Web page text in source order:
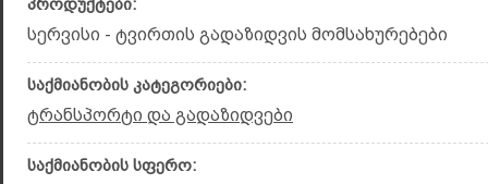
პროდუქტები:
სერვისი - ტვირთის გადაზიდვის მომსახურებები
საქმიანობის კატეგორიები:
ტრანსპორტი და გადაზიდვები
საქმიანობის სფერო: